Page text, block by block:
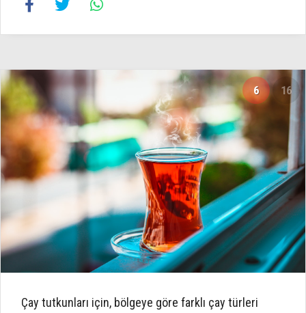
6 16
Çay tutkunları için, bölgeye göre farklı çay türleri